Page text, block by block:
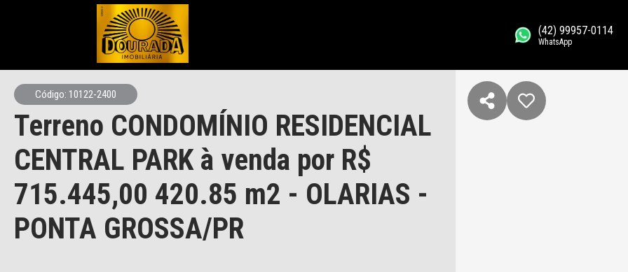
(42) 99957-0114
WhatsApp
Código: 10122-2400
Terreno CONDOMÍNIO RESIDENCIAL
CENTRAL PARK à venda por R$
715.445,00 420.85 m2 - OLARIAS -
PONTA GROSSA/PR